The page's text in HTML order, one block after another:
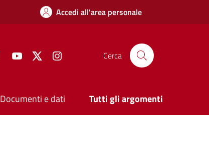
Accedi all'area personale
FacebookYouTube Twitter Cerca
Documenti e dati Tutti gli argomenti